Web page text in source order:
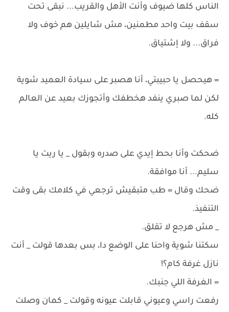
الناس كلها ضيوف وأنت الأهل والقريب... نبقى تحت
سقف بيت واحد مطمنين، مش شايلين هم خوف ولا
فراق... ولا إشتياق.
= هيحصل يا حبيبتي، أنا هصبر على سيادة العميد شوية
لكن لما صبري ينفد هخطفك وأتجوزك بعيد عن العالم
كله.
ضحكت وأنا بحط إيدي على صدره وبقول _ يا ريت يا
سليم... أنا موافقة.
ضحك وقال = طب متبقيش ترجعي في كلامك بقى وقت
التنفيذ.
_ مش هرجع لا تقلق.
سكتنا شوية واحنا على الوضع دا، بس بعدها قولت _ أنت
نازل غرفة كام؟!
= الغرفة اللي جنبك.
رفعت راسي وعيوني قابلت عيونه وقولت _ كمان وصلت